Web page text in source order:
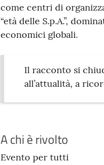
come centri di
“età delle S.p.A.”,
economici globali.
Il racconto si
all’attualità, a
A chi è rivolto
Evento per tutti